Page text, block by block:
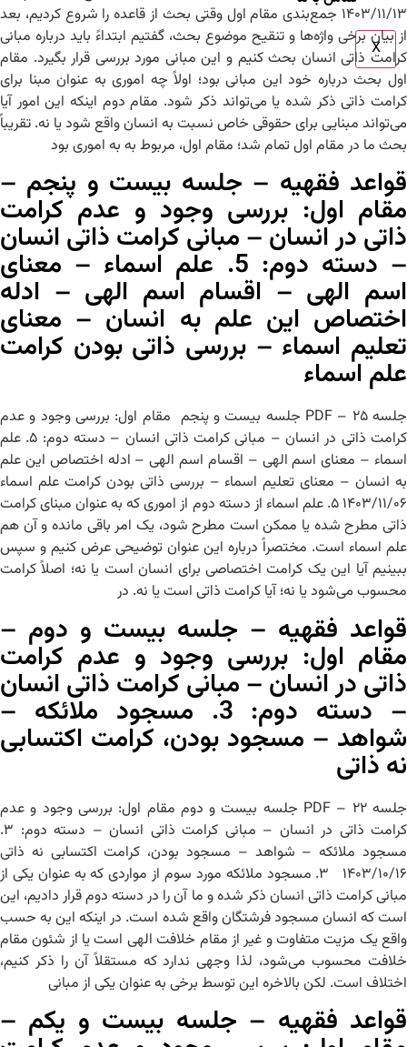
X
۱۴۰۳/۱۱/۱۳ جمع‌بندی مقام اول وقتی بحث از قاعده را شروع کردیم، بعد
از بیان برخی واژه‌ها و تنقیح موضوع بحث، گفتیم ابتداءً باید درباره مبانی
کرامت ذاتی انسان بحث کنیم و این مبانی مورد بررسی قرار بگیرد. مقام
اول بحث درباره خود این مبانی بود؛ اولاً چه اموری به عنوان مبنا برای
کرامت ذاتی ذکر شده یا می‌تواند ذکر شود. مقام دوم اینکه این امور آیا
می‌تواند مبنایی برای حقوقی خاص نسبت به انسان واقع شود یا نه. تقریباً
بحث ما در مقام اول تمام شد؛ مقام اول، مربوط به به اموری بود
قواعد فقهیه – جلسه بیست و پنجم –
مقام اول: بررسی وجود و عدم کرامت
ذاتی در انسان – مبانی کرامت ذاتی انسان
– دسته دوم: 5. علم اسماء – معنای
اسم الهی – اقسام اسم الهی – ادله
اختصاص این علم به انسان – معنای
تعلیم اسماء – بررسی ذاتی بودن کرامت
علم اسماء
جلسه ۲۵ – PDF جلسه بیست و پنجم مقام اول: بررسی وجود و عدم
کرامت ذاتی در انسان – مبانی کرامت ذاتی انسان – دسته دوم: ۵. علم
اسماء – معنای اسم الهی – اقسام اسم الهی – ادله اختصاص این علم
به انسان – معنای تعلیم اسماء – بررسی ذاتی بودن کرامت علم اسماء
۱۴۰۳/۱۱/۰۶ ۵. علم اسماء از دسته دوم از اموری که به عنوان مبنای کرامت
ذاتی مطرح شده یا ممکن است مطرح شود، یک امر باقی مانده و آن هم
علم اسماء است. مختصراً درباره این عنوان توضیحی عرض کنیم و سپس
ببینیم آیا این یک کرامت اختصاصی برای انسان است یا نه؛ اصلاً کرامت
محسوب می‌شود یا نه؛ آیا کرامت ذاتی است یا نه. در
قواعد فقهیه – جلسه بیست و دوم –
مقام اول: بررسی وجود و عدم کرامت
ذاتی در انسان – مبانی کرامت ذاتی انسان
– دسته دوم: 3. مسجود ملائکه –
شواهد – مسجود بودن، کرامت اکتسابی
نه ذاتی
جلسه ۲۲ – PDF جلسه بیست و دوم مقام اول: بررسی وجود و عدم
کرامت ذاتی در انسان – مبانی کرامت ذاتی انسان – دسته دوم: ۳.
مسجود ملائکه – شواهد – مسجود بودن، کرامت اکتسابی نه ذاتی
۱۴۰۳/۱۰/۱۶ ۳. مسجود ملائکه مورد سوم از مواردی که به عنوان یکی از
مبانی کرامت ذاتی انسان ذکر شده و ما آن را در دسته دوم قرار دادیم، این
است که انسان مسجود فرشتگان واقع شده است. در اینکه این به حسب
واقع یک مزیت متفاوت و غیر از مقام خلافت الهی است یا از شئون مقام
خلافت محسوب می‌شود، لذا وجهی ندارد که مستقلاً آن را ذکر کنیم،
اختلاف است. لکن بالاخره این توسط برخی به عنوان یکی از مبانی
قواعد فقهیه – جلسه بیست و یکم –